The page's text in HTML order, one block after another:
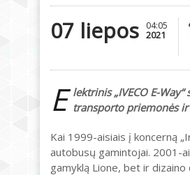
07 liepos 04:05
2021
E lektrinis „IVECO E-
transporto priemonės ir
Kai 1999-aisiais į koncerną
autobusų gamintojai. 2001-
gamyklą Lione, bet ir dizaino